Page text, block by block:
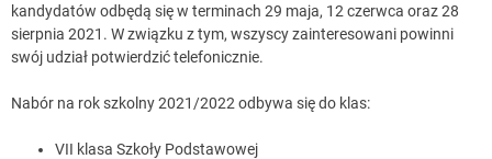
kandydatów odbędą się w terminach 29 maja, 12 czerwca oraz 28
sierpnia 2021. W związku z tym, wszyscy zainteresowani powinni
swój udział potwierdzić telefonicznie.
Nabór na rok szkolny 2021/2022 odbywa się do klas:
VII klasa Szkoły Podstawowej